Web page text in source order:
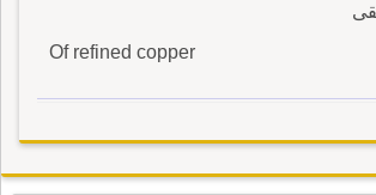
Of refined copper